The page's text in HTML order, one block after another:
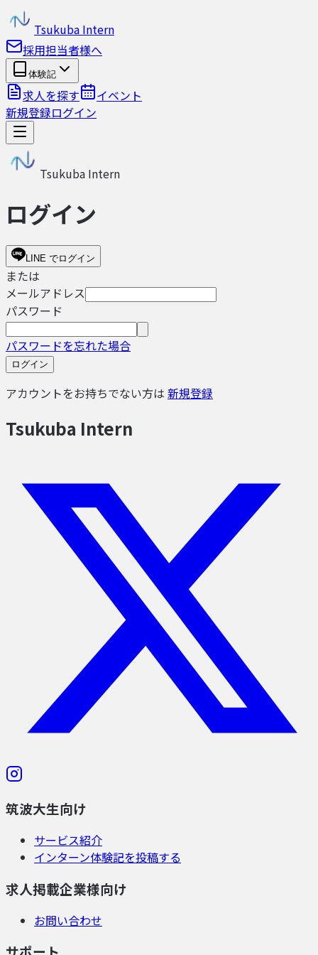
Tsukuba Intern
採用担当者様へ
体験記
求人を探す
イベント
新規登録ログイン
Tsukuba Intern
ログイン
LINE でログイン
または
メールアドレス
パスワード
パスワードを忘れた場合
ログイン
アカウントをお持ちでない方は 新規登録
Tsukuba Intern
筑波大生向け
サービス紹介
インターン体験記を投稿する
求人掲載企業様向け
お問い合わせ